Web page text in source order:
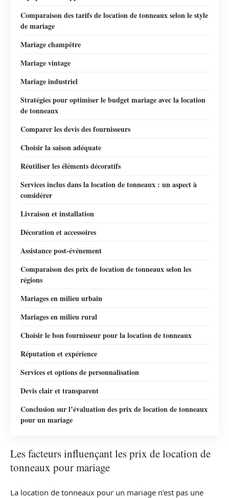
Comparaison des tarifs de location de tonneaux selon le style
de mariage
Mariage champêtre
Mariage vintage
Mariage industriel
Stratégies pour optimiser le budget mariage avec la location
de tonneaux
Comparer les devis des fournisseurs
Choisir la saison adéquate
Réutiliser les éléments décoratifs
Services inclus dans la location de tonneaux : un aspect à
considérer
Livraison et installation
Décoration et accessoires
Assistance post-événement
Comparaison des prix de location de tonneaux selon les
régions
Mariages en milieu urbain
Mariages en milieu rural
Choisir le bon fournisseur pour la location de tonneaux
Réputation et expérience
Services et options de personnalisation
Devis clair et transparent
Conclusion sur l’évaluation des prix de location de tonneaux
pour un mariage
Les facteurs influençant les prix de location de
tonneaux pour mariage
La location de tonneaux pour un mariage n’est pas une